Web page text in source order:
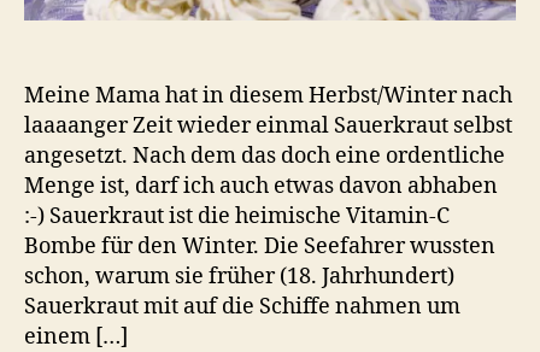
Meine Mama hat in diesem Herbst/Winter nach
laaaanger Zeit wieder einmal Sauerkraut selbst
angesetzt. Nach dem das doch eine ordentliche
Menge ist, darf ich auch etwas davon abhaben
:-) Sauerkraut ist die heimische Vitamin-C
Bombe für den Winter. Die Seefahrer wussten
schon, warum sie früher (18. Jahrhundert)
Sauerkraut mit auf die Schiffe nahmen um
einem […]